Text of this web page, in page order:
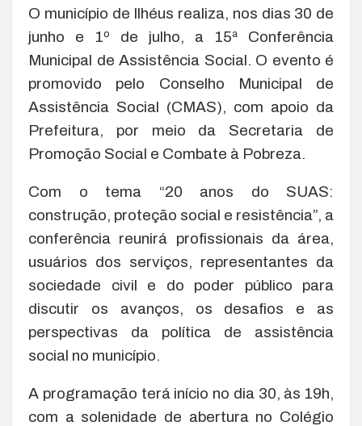
O município de Ilhéus realiza, nos dias 30 de
junho e 1º de julho, a 15ª Conferência
Municipal de Assistência Social. O evento é
promovido pelo Conselho Municipal de
Assistência Social (CMAS), com apoio da
Prefeitura, por meio da Secretaria de
Promoção Social e Combate à Pobreza.
Com o tema “20 anos do SUAS:
construção, proteção social e resistência”, a
conferência reunirá profissionais da área,
usuários dos serviços, representantes da
sociedade civil e do poder público para
discutir os avanços, os desafios e as
perspectivas da política de assistência
social no município.
A programação terá início no dia 30, às 19h,
com a solenidade de abertura no Colégio